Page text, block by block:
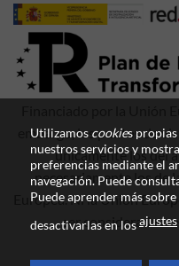
embargo, los puntos de
únicamente los del
necesariamente los de
Europea. Ni la Unión
ser consideradas
Utilizamos cookies
nuestros servicios y
preferencias mediante el
navegación. Puede
Puede aprender más
desactivarlas en losajustes